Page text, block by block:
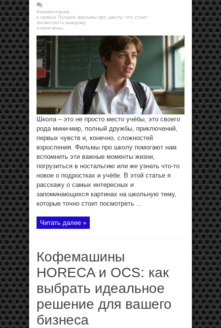
Комментарии
к записи Лучшие фильмы про школу: что стоит
посмотреть каждому
отключены
Школа – это не просто место учёбы, это своего
рода мини-мир, полный дружбы, приключений,
первых чувств и, конечно, сложностей
взросления. Фильмы про школу помогают нам
вспомнить эти важные моменты жизни,
погрузиться в ностальгию или же узнать что-то
новое о подростках и учёбе. В этой статье я
расскажу о самых интересных и
запоминающихся картинах на школьную тему,
которые точно стоит посмотреть ...
Читать далее »
Кофемашины
HORECA и OCS: как
выбрать идеальное
решение для вашего
бизнеса